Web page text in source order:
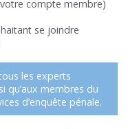
compte membre)
se joindre
les experts
qu’aux membres du
d’enquête pénale.